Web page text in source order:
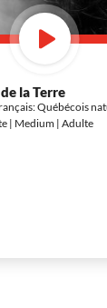
la Terre
Québécois
| Medium | Adulte